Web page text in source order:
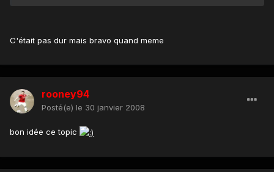
C'était pas dur mais bravo quand meme
rooney94
Posté(e) le 30 janvier 2008
bon idée ce topic